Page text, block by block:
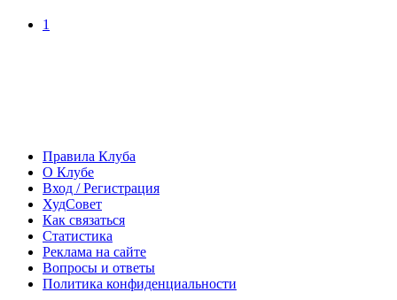
1
Правила Клуба
О Клубе
Вход / Регистрация
ХудСовет
Как связаться
Статистика
Реклама на сайте
Вопросы и ответы
Политика конфиденциальности